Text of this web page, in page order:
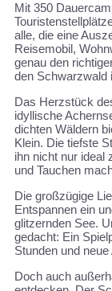
Mit 350
alle, die eine
Reisemobil,
genau den
den Schwarzwald
Das Herzstück
idyllische
dichten Wäldern
Klein. Die tiefste
ihn nicht nur ideal
und Tauchen
Die großzügige
Entspannen ein
glitzernden See.
gedacht: Ein
Stunden und neue
Doch auch